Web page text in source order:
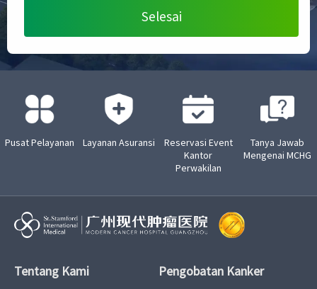
Pusat Pelayanan Layanan Asuransi
Reservasi Event
Kantor
Perwakilan
Tanya Jawab
Mengenai MCHG
Tentang Kami Pengobatan Kanker